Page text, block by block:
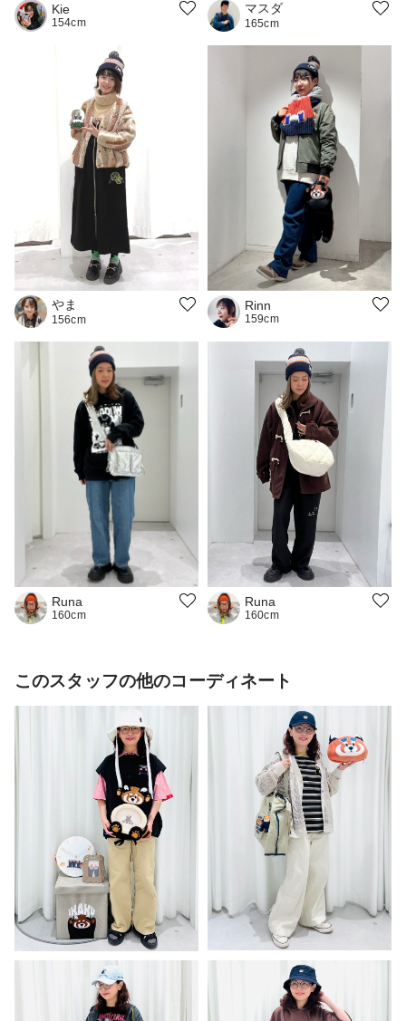
Kie
154cm
マスダ
165cm
やま
156cm
Rinn
159cm
Runa
160cm
Runa
160cm
このスタッフの他のコーディネート